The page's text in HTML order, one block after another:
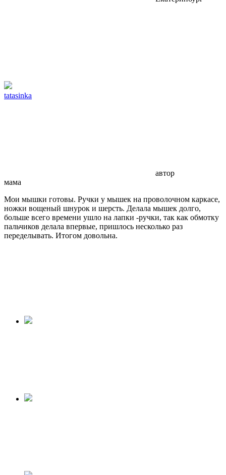
tatasinka
автор
мама
Мои мышки готовы. Ручки у мышек на проволочном каркасе,
ножки вощеный шнурок и шерсть. Делала мышек долго,
больше всего времени ушло на лапки -ручки, так как обмотку
пальчиков делала впервые, пришлось несколько раз
переделывать. Итогом довольна.